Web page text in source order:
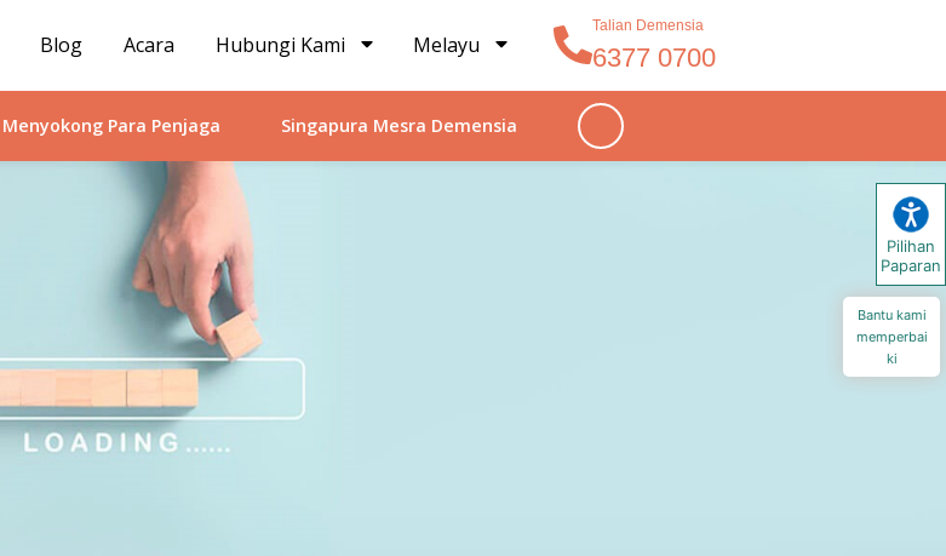
Pilihan
Paparan
Bantu kami
memperbai
ki
Blog Acara Hubungi Kami Melayu
Talian Demensia
6377 0700
Menyokong Para Penjaga Singapura Mesra Demensia